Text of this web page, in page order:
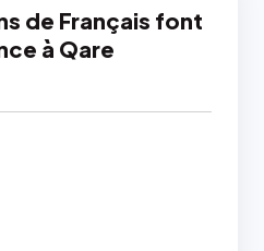
de Français font
à Qare